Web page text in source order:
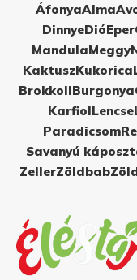
ÁfonyaAlma
DinnyeDióEper
MandulaMeggy
KaktuszKukorica
BrokkoliBurgonya
KarfiolLencse
Paradicsom
Savanyú
ZellerZöldbab